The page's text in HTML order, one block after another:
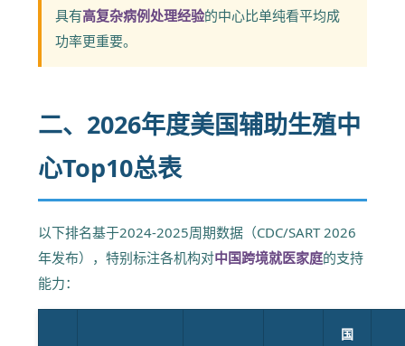
具有高复杂病例处理经验的中心比单纯看平均成
功率更重要。
二、2026年度美国辅助生殖中
心Top10总表
以下排名基于2024-2025周期数据（CDC/SART 2026
年发布），特别标注各机构对中国跨境就医家庭的支持
能力：
国